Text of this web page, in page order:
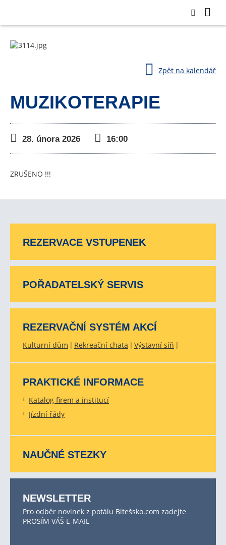
Zpět na kalendář
MUZIKOTERAPIE
28. února 2026 16:00
ZRUŠENO !!!
REZERVACE VSTUPENEK
POŘADATELSKÝ SERVIS
REZERVAČNÍ SYSTÉM AKCÍ
Kulturní dům Rekreační chata Výstavní síň
PRAKTICKÉ INFORMACE
Katalog firem a institucí
Jízdní řády
NAUČNÉ STEZKY
NEWSLETTER
Pro odběr novinek z potálu Bítešsko.com zadejte
PROSÍM VÁŠ E-MAIL